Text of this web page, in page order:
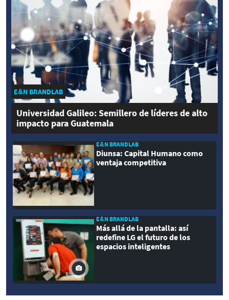
E&N BRANDLAB
Universidad Galileo: Semillero de líderes de alto
impacto para Guatemala
E&N BRANDLAB
Diunsa: Capital Humano como
ventaja competitiva
E&N BRANDLAB
Más allá de la pantalla: así
redefine LG el futuro de los
espacios inteligentes